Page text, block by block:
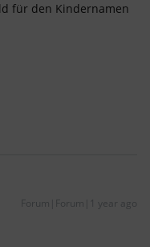
für den Kindernamen
Forum|Forum|1 year ago